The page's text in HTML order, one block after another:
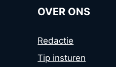
OVER ONS
Redactie
Tip insturen